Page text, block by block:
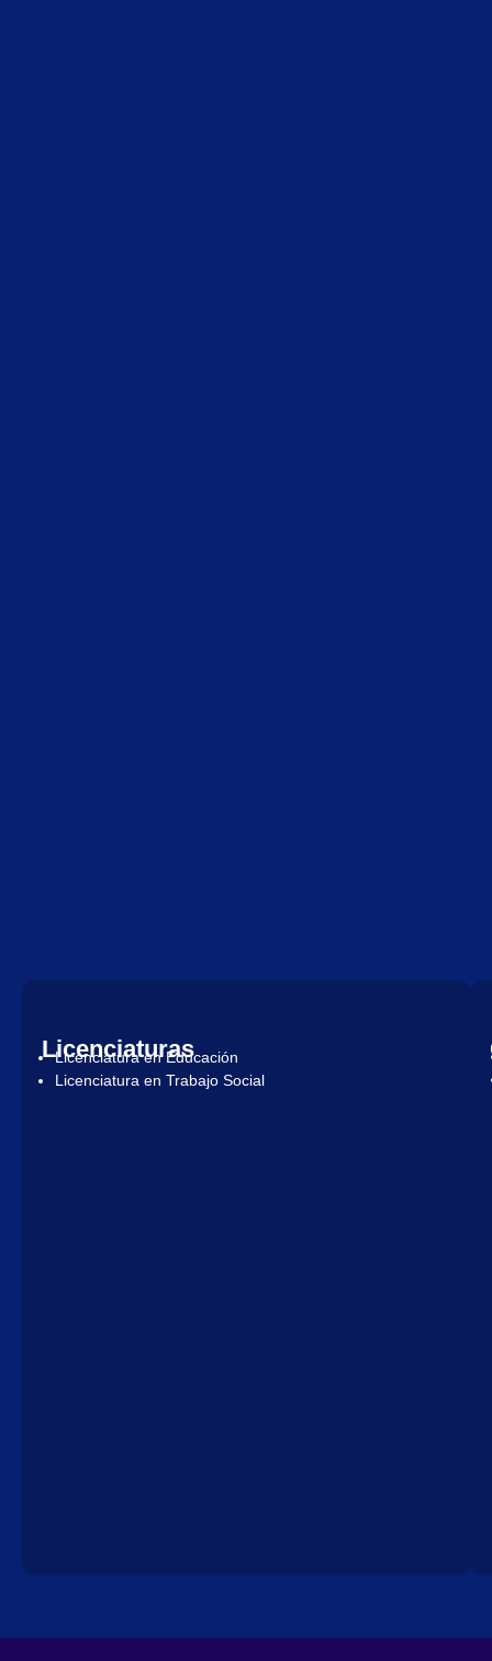
Licenciaturas
Licenciatura en Educación
Licenciatura en Trabajo Social